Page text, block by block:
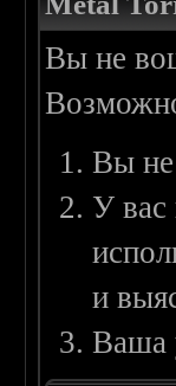
Вы не
Вы не
У вас
и
Ваша